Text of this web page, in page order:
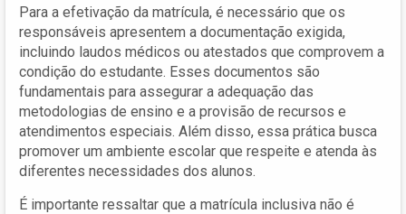
Para a efetivação da matrícula, é necessário que os
responsáveis apresentem a documentação exigida,
incluindo laudos médicos ou atestados que comprovem a
condição do estudante. Esses documentos são
fundamentais para assegurar a adequação das
metodologias de ensino e a provisão de recursos e
atendimentos especiais. Além disso, essa prática busca
promover um ambiente escolar que respeite e atenda às
diferentes necessidades dos alunos.
É importante ressaltar que a matrícula inclusiva não é